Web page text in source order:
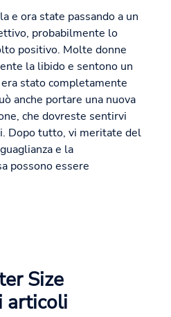
e ora state passando a un
probabilmente lo
positivo. Molte donne
la libido e sentono un
stato completamente
anche portare una nuova
che dovreste sentirvi
Dopo tutto, vi meritate del
e la
possono essere
Size
articoli